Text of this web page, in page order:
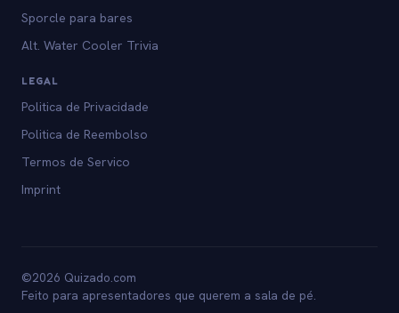
Sporcle para bares
Alt. Water Cooler Trivia
LEGAL
Politica de Privacidade
Politica de Reembolso
Termos de Servico
Imprint
©2026 Quizado.com
Feito para apresentadores que querem a sala de pé.